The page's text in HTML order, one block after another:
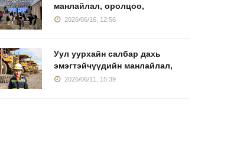
манлайлал, оролцоо,
2026/06/16, 12:56
Уул уурхайн салбар дахь
эмэгтэйчүүдийн манлайлал,
2026/06/11, 15:39